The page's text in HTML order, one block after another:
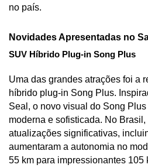
no país.
Novidades Apresentadas no
SUV Híbrido Plug-in Song Plus
Uma das grandes atrações foi a
híbrido plug-in Song Plus.
Seal, o novo visual do Song
moderna e sofisticada. No
atualizações significativas,
aumentaram a autonomia no
55 km para impressionantes 105